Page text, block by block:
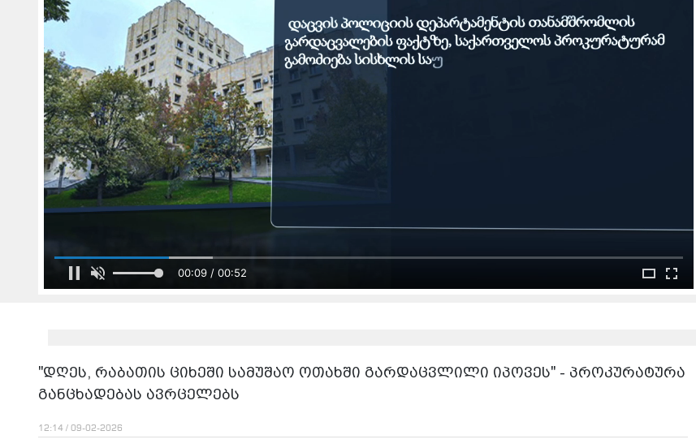
00:09 / 00:52
"დღეს, რაბათის ციხეში სამუშაო ოთახში გარდაცვლილი იპოვეს" - პროკურატურა
განცხადებას ავრცელებს
12:14 / 09-02-2026